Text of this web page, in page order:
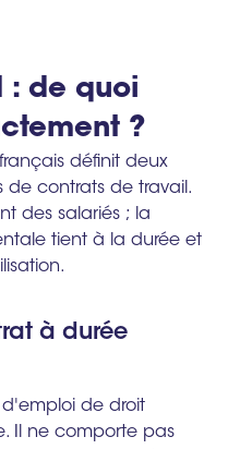
: de quoi
?
définit deux
de contrats de travail.
des salariés ; la
tient à la durée et
à durée
d'emploi de droit
Il ne comporte pas